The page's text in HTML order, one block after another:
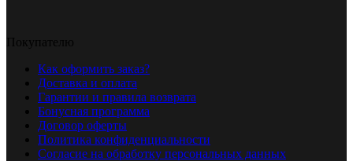
Покупателю
Как оформить заказ?
Доставка и оплата
Гарантии и правила возврата
Бонусная программа
Договор оферты
Политика конфиденциальности
Согласие на обработку персональных данных